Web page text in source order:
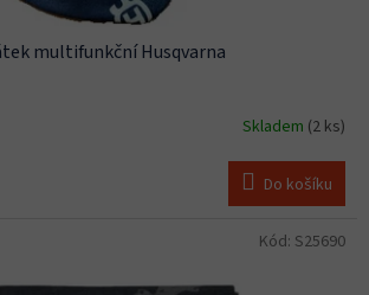
multifunkční Husqvarna
Skladem (2 ks)
Do košíku
Kód: S25690